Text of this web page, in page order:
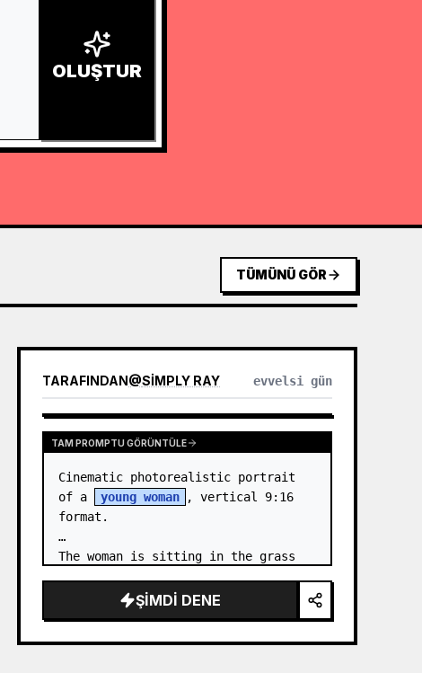
OLUŞTUR
TÜMÜNÜ GÖR
TARAFINDAN@SIMPLY RAY evvelsi gün
TAM PROMPTU GÖRÜNTÜLE
Cinematic photorealistic portrait
of a
young woman
, vertical 9:16
format.
The woman is sitting in the grass
ŞIMDI DENE